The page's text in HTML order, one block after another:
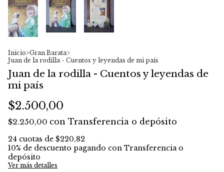
Inicio>Gran Barata>
Juan de la rodilla - Cuentos y leyendas de mi país
Juan de la rodilla - Cuentos y leyendas de
mi país
$2.500,00
$2.250,00 con Transferencia o depósito
24 cuotas de $220,82
10% de descuento pagando con Transferencia o
depósito
Ver más detalles